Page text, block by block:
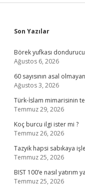
Sidebar
Son Yazılar
Börek yufkası
Ağustos 6, 2026
60 sayısının asal
Ağustos 3, 2026
Türk-İslam mimarisinin
Temmuz 29, 2026
Koç burcu ilgi ister mi ?
Temmuz 26, 2026
Tazyik hapsi sabıkaya
Temmuz 25, 2026
BIST 100’e nasıl yatırım
Temmuz 25, 2026